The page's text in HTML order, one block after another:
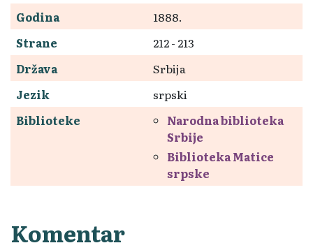
Godina
1888.
Strane
212 - 213
Država
Srbija
Jezik
srpski
Biblioteke
Narodna biblioteka
Srbije
Biblioteka Matice
srpske
Komentar